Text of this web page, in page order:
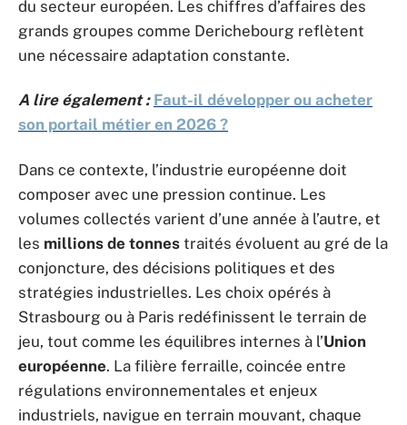
du secteur européen. Les chiffres d’affaires des
grands groupes comme Derichebourg reflètent
une nécessaire adaptation constante.
A lire également : Faut-il développer ou acheter
son portail métier en 2026 ?
Dans ce contexte, l’industrie européenne doit
composer avec une pression continue. Les
volumes collectés varient d’une année à l’autre, et
les millions de tonnes traités évoluent au gré de la
conjoncture, des décisions politiques et des
stratégies industrielles. Les choix opérés à
Strasbourg ou à Paris redéfinissent le terrain de
jeu, tout comme les équilibres internes à l’Union
européenne. La filière ferraille, coincée entre
régulations environnementales et enjeux
industriels, navigue en terrain mouvant, chaque